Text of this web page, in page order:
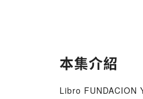
本集介紹
Libro FUNDACION